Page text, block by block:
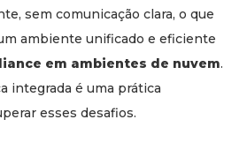
sem comunicação clara, o que
ambiente unificado e eficiente
em ambientes de nuvem.
integrada é uma prática
esses desafios.